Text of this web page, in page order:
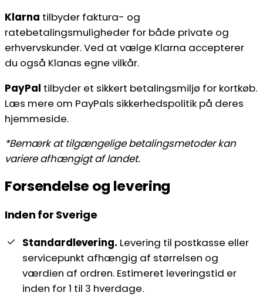
Klarna tilbyder faktura- og
ratebetalingsmuligheder for både private og
erhvervskunder. Ved at vælge Klarna accepterer
du også Klanas egne vilkår.
PayPal tilbyder et sikkert betalingsmiljø for kortkøb.
Læs mere om PayPals sikkerhedspolitik på deres
hjemmeside.
*Bemærk at tilgængelige betalingsmetoder kan
variere afhængigt af landet.
Forsendelse og levering
Inden for Sverige
Standardlevering. Levering til postkasse eller
servicepunkt afhængig af størrelsen og
værdien af ordren. Estimeret leveringstid er
inden for 1 til 3 hverdage.